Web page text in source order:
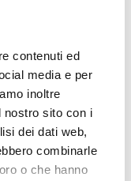
contenuti ed
media e per
inoltre
nostro sito con i
dei dati web,
combinarle
o che hanno